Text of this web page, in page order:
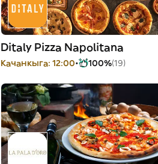
Ditaly Pizza Napolitana
Качанкыга: 12:00 100%(19)